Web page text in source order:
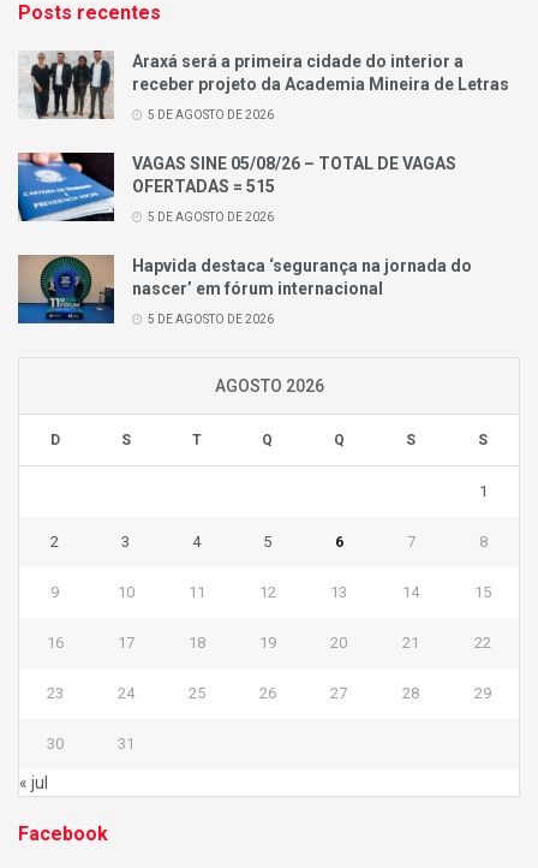
Posts recentes
Araxá será a primeira cidade do interior a
receber projeto da Academia Mineira de Letras
5 DE AGOSTO DE 2026
VAGAS SINE 05/08/26 – TOTAL DE VAGAS
OFERTADAS = 515
5 DE AGOSTO DE 2026
Hapvida destaca ‘segurança na jornada do
nascer’ em fórum internacional
5 DE AGOSTO DE 2026
AGOSTO 2026
D S T Q Q S S
1
2 3 4 5 6 7 8
9 10 11 12 13 14 15
16 17 18 19 20 21 22
23 24 25 26 27 28 29
30 31
« jul
Facebook